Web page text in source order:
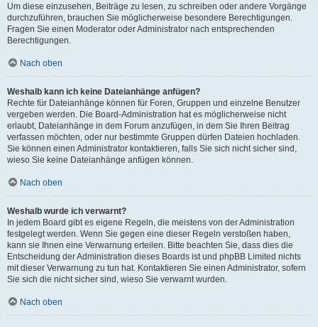
Um diese einzusehen, Beiträge zu lesen, zu schreiben oder andere Vorgänge
durchzuführen, brauchen Sie möglicherweise besondere Berechtigungen.
Fragen Sie einen Moderator oder Administrator nach entsprechenden
Berechtigungen.
Nach oben
Weshalb kann ich keine Dateianhänge anfügen?
Rechte für Dateianhänge können für Foren, Gruppen und einzelne Benutzer
vergeben werden. Die Board-Administration hat es möglicherweise nicht
erlaubt, Dateianhänge in dem Forum anzufügen, in dem Sie Ihren Beitrag
verfassen möchten, oder nur bestimmte Gruppen dürfen Dateien hochladen.
Sie können einen Administrator kontaktieren, falls Sie sich nicht sicher sind,
wieso Sie keine Dateianhänge anfügen können.
Nach oben
Weshalb wurde ich verwarnt?
In jedem Board gibt es eigene Regeln, die meistens von der Administration
festgelegt werden. Wenn Sie gegen eine dieser Regeln verstoßen haben,
kann sie Ihnen eine Verwarnung erteilen. Bitte beachten Sie, dass dies die
Entscheidung der Administration dieses Boards ist und phpBB Limited nichts
mit dieser Verwarnung zu tun hat. Kontaktieren Sie einen Administrator, sofern
Sie sich die nicht sicher sind, wieso Sie verwarnt wurden.
Nach oben